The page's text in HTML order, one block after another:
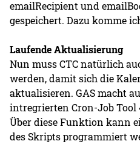
emailRecipient und
gespeichert. Dazu komme
Laufende Aktualisierung
Nun muss CTC natürlich
werden, damit sich die
aktualisieren. GAS macht
intregrierten Cron-Job Tool
Über diese Funktion kann
des Skripts programmiert